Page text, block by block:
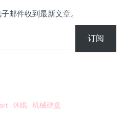
邮件收到最新文章。
订阅
休眠 机械硬盘